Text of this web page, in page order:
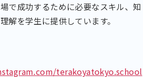
で成功するために必要なスキル、知
解を学生に提供しています。
terakoyatokyo.school